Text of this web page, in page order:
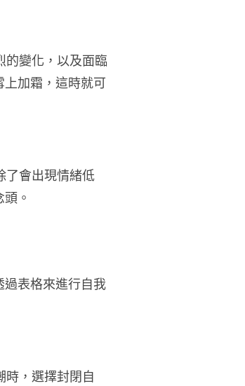
的變化，以及面臨
加霜，這時就可
了會出現情緒低
。
過表格來進行自我
，選擇封閉自